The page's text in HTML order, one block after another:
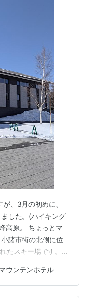
、3月の初めに、
した。(ハイキング
高原。 ちょっとマ
諸市街の北側に位
たスキー場です。
泊は高峰高原マウ
、ここがとても素
、ヤフートラベルの
ウンテンホテル